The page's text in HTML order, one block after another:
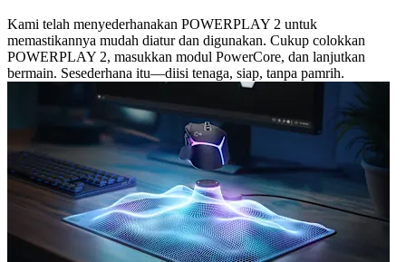
Kami telah menyederhanakan POWERPLAY 2 untuk
memastikannya mudah diatur dan digunakan. Cukup colokkan
POWERPLAY 2, masukkan modul PowerCore, dan lanjutkan
bermain. Sesederhana itu—diisi tenaga, siap, tanpa pamrih.